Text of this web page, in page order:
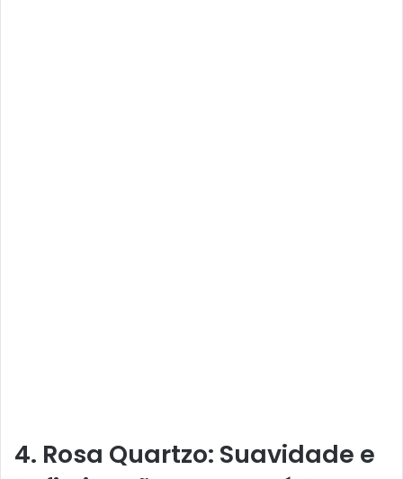
4. Rosa Quartzo: Suavidade e